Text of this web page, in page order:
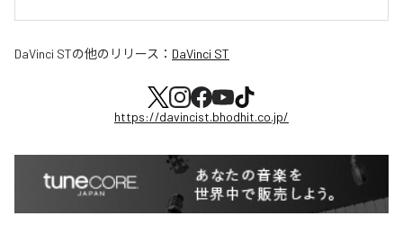
DaVinci STの他のリリース： DaVinci ST
https://davincist.bhodhit.co.jp/